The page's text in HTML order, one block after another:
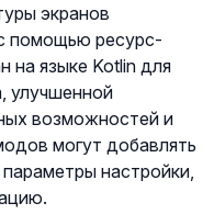
экранов
помощью ресурс-
на языке Kotlin для
улучшенной
возможностей и
могут добавлять
настройки,